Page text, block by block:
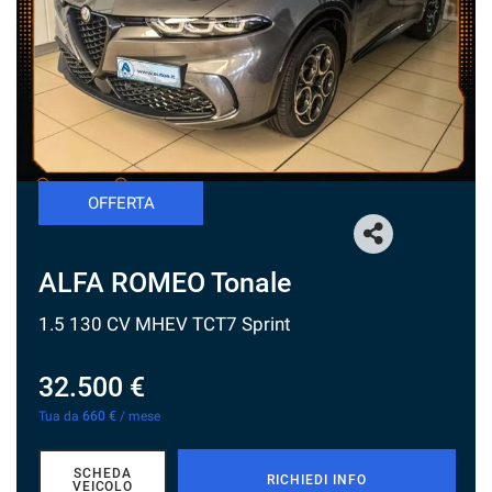
NEWS
OFFERTA
ALFA ROMEO Tonale
1.5 130 CV MHEV TCT7 Sprint
32.500 €
Tua da 660 € / mese
SCHEDA
VEICOLO
RICHIEDI INFO
tracciamento
che
adottiamo
per
offrire
le
funzionalità
e
svolgere
attività
seguito
descritte.
Per
ottenere
informazioni
sull'utilità
sul
funzionamento